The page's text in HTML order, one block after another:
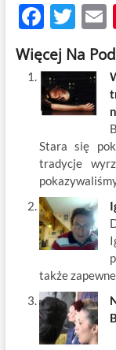
F
ac
e
b
o
o
k
T
w
itt
er
Więcej Na
Stara się
tradycje
także